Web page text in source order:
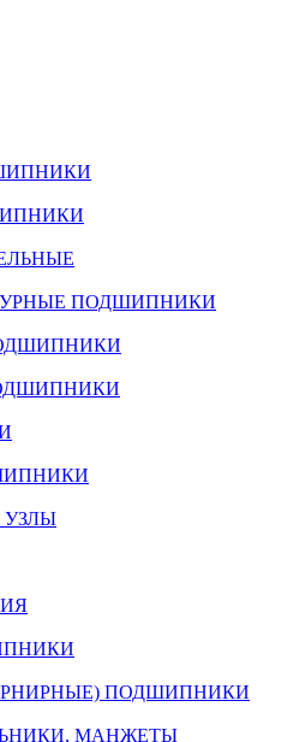
ПОДШИПНИКИ
ПОДШИПНИКИ
МАНЖЕТЫ